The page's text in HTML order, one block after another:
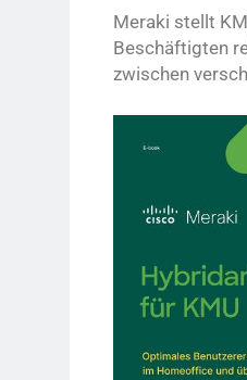
Meraki stellt
Beschäftigten
zwischen